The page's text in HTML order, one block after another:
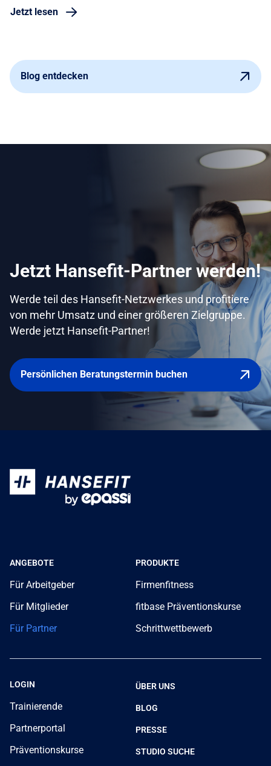
Jetzt lesen
Blog entdecken
Jetzt Hansefit-Partner werden!
Werde teil des Hansefit-Netzwerkes und profitiere
von mehr Umsatz und einer größeren Zielgruppe.
Werde jetzt Hansefit-Partner!
Persönlichen Beratungstermin buchen
ANGEBOTE
Für Arbeitgeber
Für Mitglieder
Für Partner
PRODUKTE
Firmenfitness
fitbase Präventionskurse
Schrittwettbewerb
LOGIN
Trainierende
Partnerportal
Präventionskurse
ÜBER UNS
BLOG
PRESSE
STUDIO SUCHE